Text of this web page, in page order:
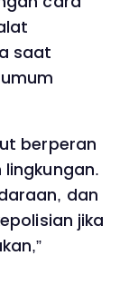
saat
berperan
dan
jika